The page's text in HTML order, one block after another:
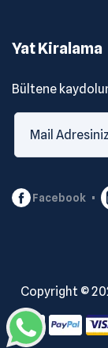
Yat Kiralama
Bültene
Facebook
Copyright ©